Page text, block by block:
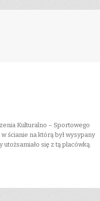
Kulturalno – Sportowego
ścianie na którą był wysypany
się z tą placówką.